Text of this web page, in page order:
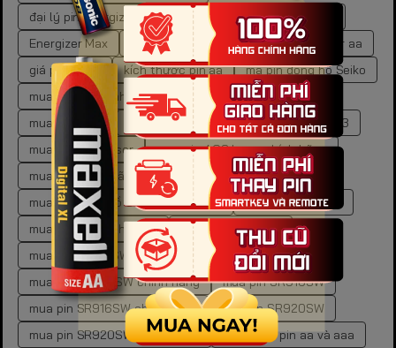
đại lý pin energizer chính hãng
dung lượng pin aaa
Energizer Max
Energizer Max AA
giá pin energizer aa
giá pin gp aa
kích thước pin aa
mã pin đồng hồ Seiko
mua pin 9V chính hãng
mua pin aa chính hãng
mua pin AG10
mua pin AG10 đồng hồ
mua pin AG3
mua pin AG3 laser
mua pin AG3 laser chính hãng
mua pin chính hãng
mua pin cr2450 chính hãng
mua pin đồng hồ Seiko chính hãng
mua pin gp ở đâu
mua pin LR chính hãng
mua pin SR621SW
mua pin SR621SW chính hãng
mua pin SR626SW chính hãng
mua pin SR916SW
mua pin SR916SW chính hãng
mua pin SR920SW
mua pin SR920SW chính hãng
phân biệt pin aa và aaa